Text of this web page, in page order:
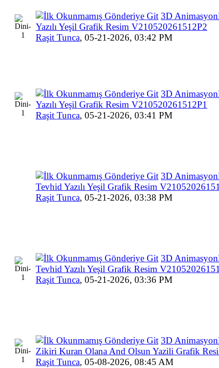
3D
Yazılı Yeşil Grafik Resim V210520261512P2
Raşit Tunca, 05-21-2026, 03:42 PM
3D
Yazılı Yeşil Grafik Resim V210520261512P1
Raşit Tunca, 05-21-2026, 03:41 PM
3D
Tevhid Yazılı Yeşil Grafik Resim
Raşit Tunca, 05-21-2026, 03:38 PM
3D
Tevhid Yazılı Yeşil Grafik Resim
Raşit Tunca, 05-21-2026, 03:36 PM
3D
Zikiri Kuran Olana And Olsun Yazili Grafik
Raşit Tunca, 05-08-2026, 08:45 AM